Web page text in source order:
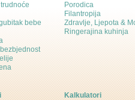
bebe
Porodica
Filantropija
Zdravlje, Ljepota &
Ringerajina kuhinja
Kalkulatori